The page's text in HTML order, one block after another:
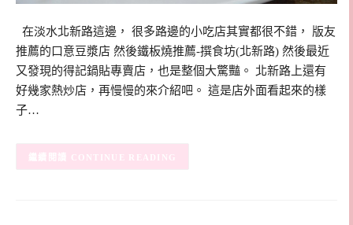
在淡水北新路這邊， 很多路邊的小吃店其實都很不錯， 版友
推薦的口意豆漿店 然後鐵板燒推薦-撰食坊(北新路) 然後最近
又發現的得記鍋貼專賣店，也是整個大驚豔。 北新路上還有
好幾家熱炒店，再慢慢的來介紹吧。 這是店外面看起來的樣
子…
CONTINUE READING